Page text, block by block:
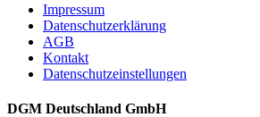
Impressum
Datenschutzerklärung
AGB
Kontakt
Datenschutzeinstellungen
DGM Deutschland GmbH